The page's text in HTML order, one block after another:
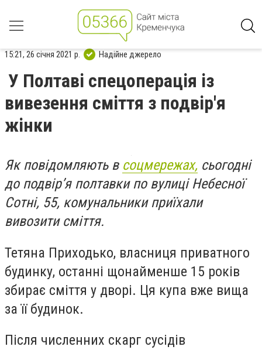
15:21, 26 січня 2021 р. Надійне джерело
У Полтаві спецоперація із
вивезення сміття з подвір'я
жінки
Як повідомляють в соцмережах, сьогодні
до подвір’я полтавки по вулиці Небесної
Сотні, 55, комунальники приїхали
вивозити сміття.
Тетяна Приходько, власниця приватного
будинку, останні щонайменше 15 років
збирає сміття у дворі. Ця купа вже вища
за її будинок.
Після численних скарг сусідів